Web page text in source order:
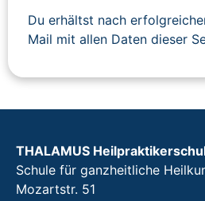
Du erhältst nach
Mail mit allen Daten dieser
THALAMUS
Schule für ganzheitliche
Mozartstr. 51